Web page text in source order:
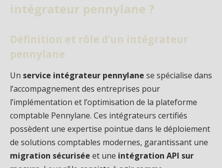
intégrateur pennylane ?
Définition et rôle d’un intégrateur
pennylane
Un service intégrateur pennylane se spécialise dans
l’accompagnement des entreprises pour
l’implémentation et l’optimisation de la plateforme
comptable Pennylane. Ces intégrateurs certifiés
possèdent une expertise pointue dans le déploiement
de solutions comptables modernes, garantissant une
migration sécurisée et une intégration API sur